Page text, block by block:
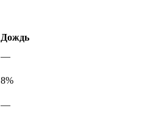
Дождь
—
8%
—